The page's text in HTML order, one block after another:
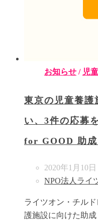
お知らせ / 児
東京の児童養護
い、3件の応募
for GOOD 助成
2020年1月10日
NPO法人ライ
ライツオン・チル
護施設に向けた助成